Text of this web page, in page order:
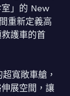
」的 New
重新定義高
護車的首
寬敞車艙，
展空間，讓